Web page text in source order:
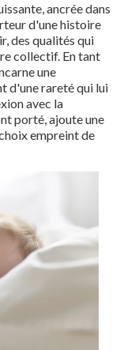
ancrée dans
d'une histoire
des qualités qui
collectif. En tant
une
d'une rareté qui lui
avec la
porté, ajoute une
empreint de